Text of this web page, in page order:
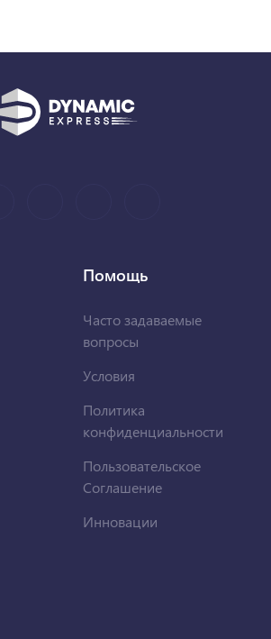
Помощь
Часто задаваемые
вопросы
Условия
Политика
конфиденциальности
Пользовательское
Соглашение
Инновации